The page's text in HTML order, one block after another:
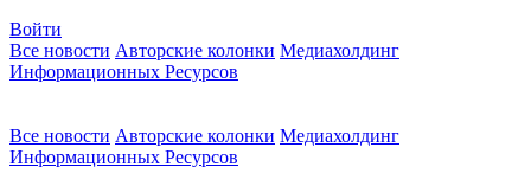
Войти
Все новости Авторские колонки Медиахолдинг
Информационных Ресурсов
Все новости Авторские колонки Медиахолдинг
Информационных Ресурсов